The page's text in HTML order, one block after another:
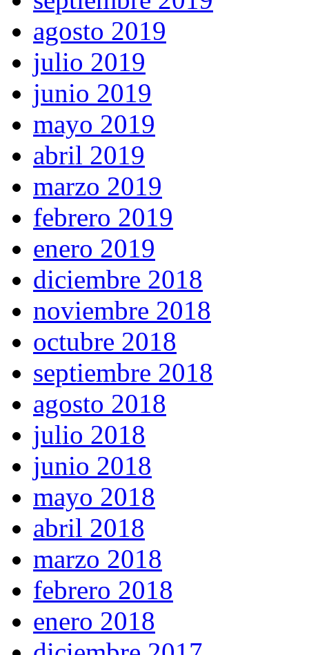
agosto 2019
julio 2019
junio 2019
mayo 2019
abril 2019
marzo 2019
febrero 2019
enero 2019
diciembre 2018
noviembre 2018
octubre 2018
septiembre 2018
agosto 2018
julio 2018
junio 2018
mayo 2018
abril 2018
marzo 2018
febrero 2018
enero 2018